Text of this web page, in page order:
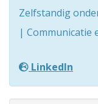
Zelfstandig
| Communicatie
LinkedIn